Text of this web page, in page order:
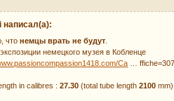
написал(а):
чтонемцы врать не будут
немецкого музея в Кобленце
Ca … ffiche=307
in calibres :27.30 (total tube length2100 mm)